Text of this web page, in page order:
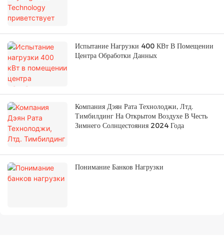
Испытание Нагрузки 400 КВт В Помещении
Центра Обработки Данных
Компания Дэян Рата Технолоджи, Лтд.
Тимбилдинг На Открытом Воздухе В Честь
Зимнего Солнцестояния 2024 Года
Понимание Банков Нагрузки